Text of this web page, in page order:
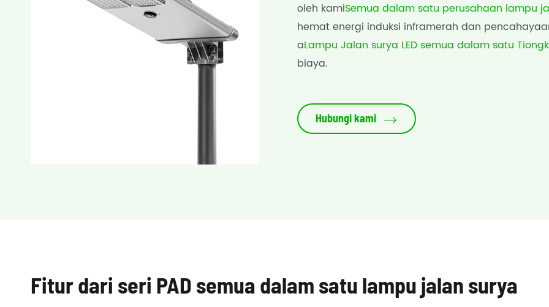
oleh kamiSemua dalam satu perusahaan lampu
hemat energi induksi inframerah dan
aLampu Jalan surya LED semua dalam satu
biaya.
Hubungi kami 
Fitur dari seri PAD semua dalam satu lampu jalan surya